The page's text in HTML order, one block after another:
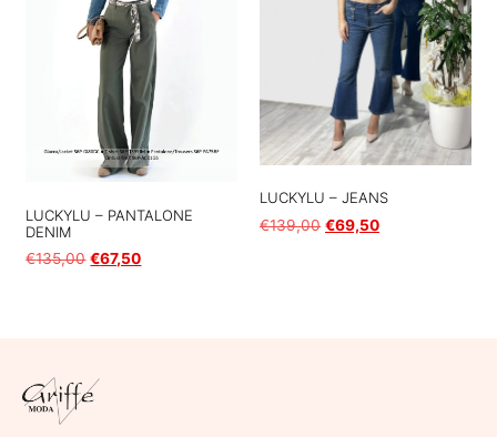
LUCKYLU – PANTALONE
DENIM
€135,00 €67,50
LUCKYLU – JEANS
€139,00 €69,50